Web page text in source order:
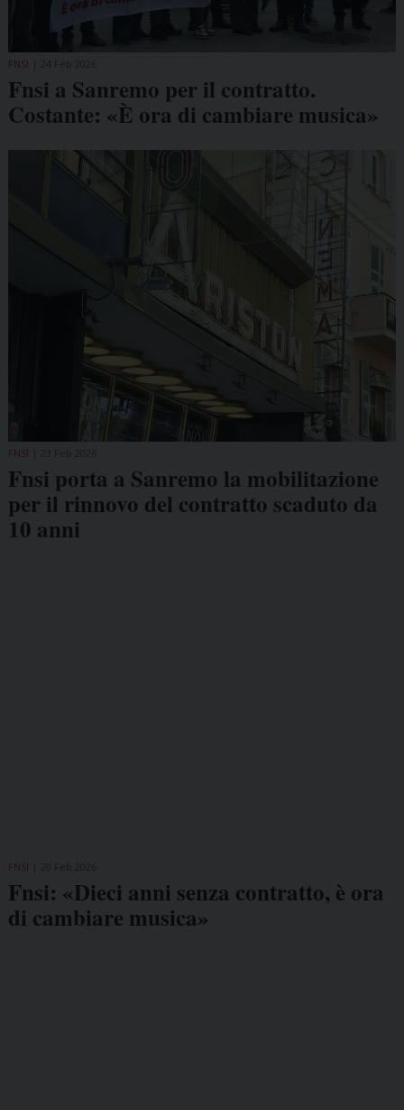
FNSI
Fnsi a Sanremo per il contratto.
Costante: «È ora di cambiare musica»
FNSI
Fnsi porta a Sanremo la mobilitazione
per il rinnovo del contratto scaduto da
10 anni
FNSI
Fnsi: «Dieci anni senza contratto, è ora
di cambiare musica»